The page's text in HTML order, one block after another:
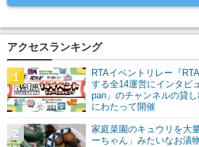
アクセスランキング
RTAイベントリレー『
する全14運営にインタビ
pan」のチャンネルの貸
にわたって開催
1
家庭菜園のキュウリを大
ーちゃん」みたいなお漬
2